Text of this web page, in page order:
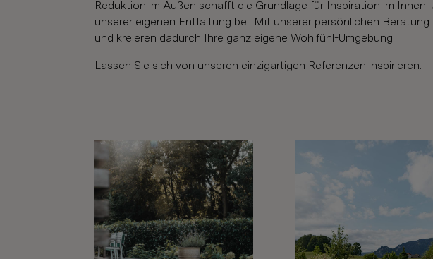
Reduktion im Außen schafft die Grundlage für Inspiration im
unserer eigenen Entfaltung bei. Mit unserer persönlichen
und kreieren dadurch Ihre ganz eigene Wohlfühl-Umgebung.
Lassen Sie sich von unseren einzigartigen Referenzen inspirieren.